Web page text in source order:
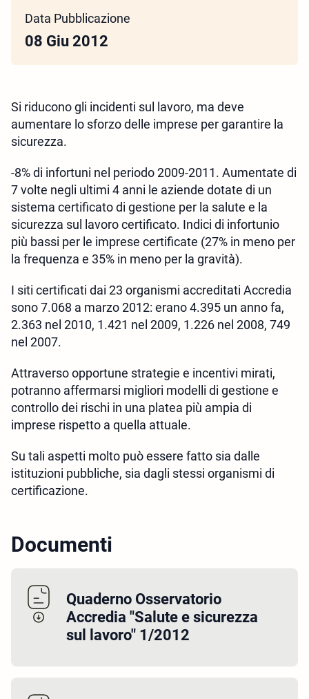
Data Pubblicazione
08 Giu 2012
Si riducono gli incidenti sul lavoro, ma deve
aumentare lo sforzo delle imprese per garantire la
sicurezza.
-8% di infortuni nel periodo 2009-2011. Aumentate di
7 volte negli ultimi 4 anni le aziende dotate di un
sistema certificato di gestione per la salute e la
sicurezza sul lavoro certificato. Indici di infortunio
più bassi per le imprese certificate (27% in meno per
la frequenza e 35% in meno per la gravità).
I siti certificati dai 23 organismi accreditati Accredia
sono 7.068 a marzo 2012: erano 4.395 un anno fa,
2.363 nel 2010, 1.421 nel 2009, 1.226 nel 2008, 749
nel 2007.
Attraverso opportune strategie e incentivi mirati,
potranno affermarsi migliori modelli di gestione e
controllo dei rischi in una platea più ampia di
imprese rispetto a quella attuale.
Su tali aspetti molto può essere fatto sia dalle
istituzioni pubbliche, sia dagli stessi organismi di
certificazione.
Documenti
Quaderno Osservatorio
Accredia "Salute e sicurezza
sul lavoro" 1/2012